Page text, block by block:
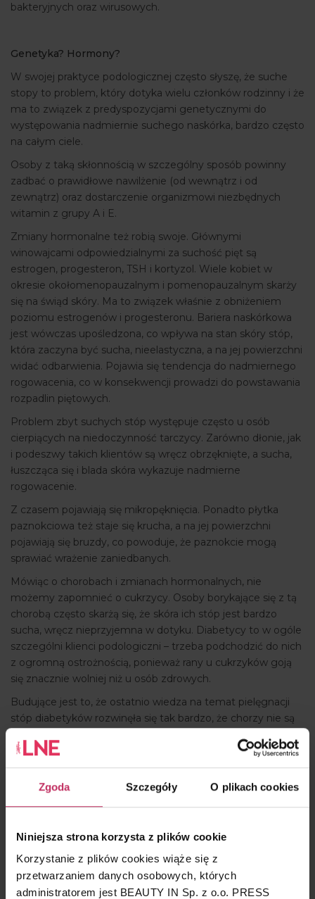
Zgoda Szczegóły O plikach cookies
Niniejsza strona korzysta z plików cookie
Korzystanie z plików cookies wiąże się z
przetwarzaniem danych osobowych, których
administratorem jest BEAUTY IN Sp. z o.o. PRESS
bakteryjnych oraz wirusowych.
Genetyka? Hormony?
W swojej praktyce podologicznej często słyszę, że suche
stopy to problem, który dotyka wielu członków rodzinny i że
ma to związek z predyspozycjami genetycznymi do
występowania nadmiernie suchego naskórka, bardzo często
na całym ciele.
Osoby z taką skłonnością w szczególny sposób powinny
zadbać o prawidłowe nawilżenie (od wewnątrz i od
zewnątrz) oraz dostarczenie organizmowi niezbędnych
witamin z grupy A i E.
Zmiany hormonalne też robią swoje. Głównymi
winowajcami odpowiedzialnymi za suchość pięt są
estrogen, progesteron, TSH i kortyzol. Wiele kobiet w
okresie okołomenopauzalnym i pomenopauzalnym skarży
się na świąd skóry. Ma to związek właśnie z obniżeniem
poziomu estrogenów i progesteronu. Bariera naskórkowa
jest wówczas upośledzona, co wpływa na stan skóry stóp,
która zaczyna być sucha, nieelastyczna, a na jej powierzchni
widać odbarwienia. Pojawia się tendencja do nadmiernego
rogowacenia, co w konsekwencji prowadzi do powstawania
rozpadlin piętowych.
Problem zbyt suchych stóp występuje często u osób
cierpiących na niedoczynność tarczycy. Zarówno dłonie, jak
i podeszwy takich klientów są wręcz obrzęknięte, a sucha,
łuszcząca się i blada skóra wykazuje nadmierne
rogowacenie.
Z czasem pojawiają się mikropęknięcia. Ponadto płytka
paznokciowa też staje się krucha, a na jej powierzchni
pojawiają się bruzdy, co powoduje, że paznokcie mogą
sprawiać wrażenie zaniedbanych.
Mówiąc o chorobach i zmianach hormonalnych, nie
możemy zapomnieć o cukrzycy. Osoby borykające się z tą
chorobą często skarżą się, że skóra ich stóp jest bardzo
sucha, wręcz nieprzyjemna w dotyku. Diabetycy to w ogóle
szczególni klienci podologiczni – trzeba podchodzić do nich
z ogromną ostrożnością, ponieważ rany u cukrzyków goją
się znacznie wolniej niż u osób zdrowych.
Budujące jest to, że ostatnio wiedza na temat pielęgnacji
stóp diabetyków rozwinęła się tak bardzo, że chorzy nie są
niedawna było niestety częstym zagrożeniem.